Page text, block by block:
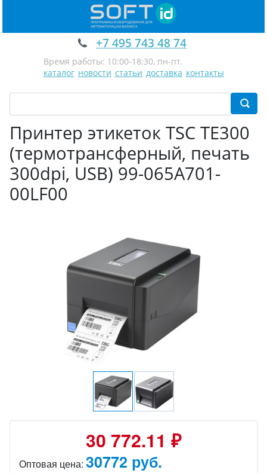
+7 495 743 48 74
Время работы: 10:00-18:30, пн-пт.
каталог новости статьи доставка контакты
Принтер этикеток TSC TE300
(термотрансферный, печать
300dpi, USB) 99-065A701-
00LF00
30 772.11 ₽
Оптовая цена: 30772 руб.